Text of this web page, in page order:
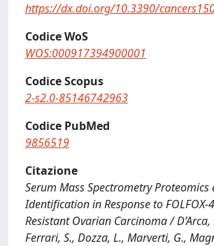
https://dx.doi.org/10.3390/
Codice WoS
WOS:000917394900001
Codice Scopus
2-s2.0-85146742963
Codice PubMed
9856519
Citazione
Serum Mass Spectrometry Proteomics
Identification in Response to FOLFOX-
Resistant Ovarian Carcinoma / D’Arca,
Ferrari, S., Dozza, L., Marverti, G.,